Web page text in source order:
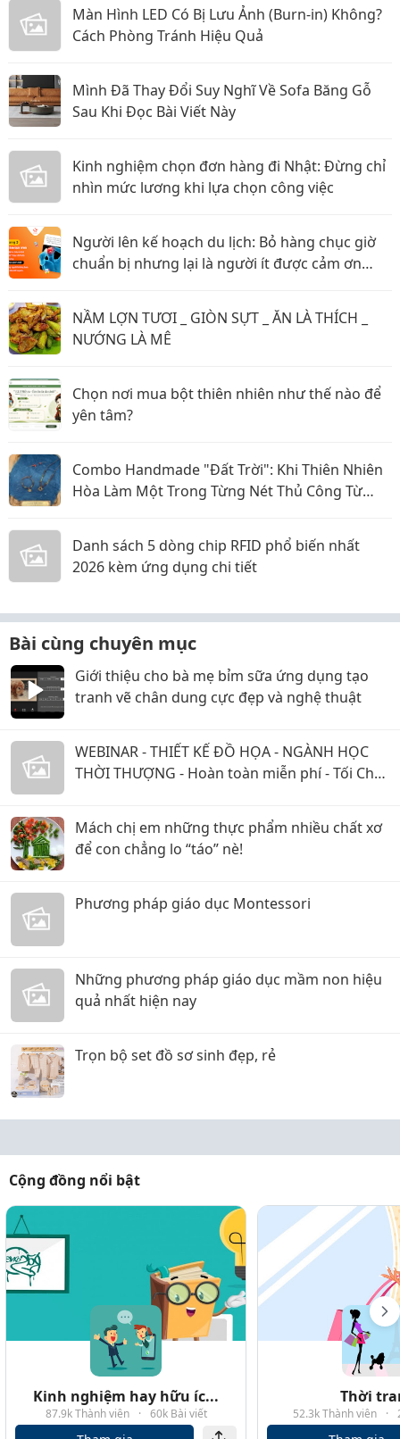
Màn Hình LED Có Bị Lưu Ảnh (Burn-in) Không?
Cách Phòng Tránh Hiệu Quả
Mình Đã Thay Đổi Suy Nghĩ Về Sofa Băng Gỗ
Sau Khi Đọc Bài Viết Này
Kinh nghiệm chọn đơn hàng đi Nhật: Đừng chỉ
nhìn mức lương khi lựa chọn công việc
Người lên kế hoạch du lịch: Bỏ hàng chục giờ
chuẩn bị nhưng lại là người ít được cảm ơn
NẦM LỢN TƯƠI _ GIÒN SỰT _ ĂN LÀ THÍCH _
NƯỚNG LÀ MÊ
Chọn nơi mua bột thiên nhiên như thế nào để
yên tâm?
Combo Handmade "Đất Trời": Khi Thiên Nhiên
Hòa Làm Một Trong Từng Nét Thủ Công Từ
Danh sách 5 dòng chip RFID phổ biến nhất
2026 kèm ứng dụng chi tiết
Bài cùng chuyên mục
Giới thiệu cho bà mẹ bỉm sữa ứng dụng tạo
tranh vẽ chân dung cực đẹp và nghệ thuật
WEBINAR - THIẾT KẾ ĐỒ HỌA - NGÀNH HỌC
THỜI THƯỢNG - Hoàn toàn miễn phí - Tối Chủ
Mách chị em những thực phẩm nhiều chất xơ
để con chẳng lo “táo” nè!
Phương pháp giáo dục Montessori
Những phương pháp giáo dục mầm non hiệu
quả nhất hiện nay
Trọn bộ set đồ sơ sinh đẹp, rẻ
Cộng đồng nổi bật
Kinh nghiệm hay hữu íc...
87.9k Thành viên · 60k Bài viết
Thời
52.3k Thành viên ·